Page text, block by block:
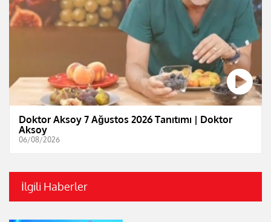
Doktor Aksoy 7 Ağustos 2026 Tanıtımı | Doktor
Aksoy
06/08/2026
İlgili Haberler